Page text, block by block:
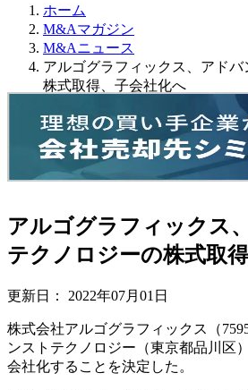
ホーム
M&Aマガジン
M&Aニュース
アルゴグラフィックス、アド
株式取得、子会社化へ
アルゴグラフィックス
テクノロジーの株式取
更新日： 2022年07月01日
株式会社アルゴグラフィックス（
ンストテクノロジー（東京都品川区
会社化することを決定した。